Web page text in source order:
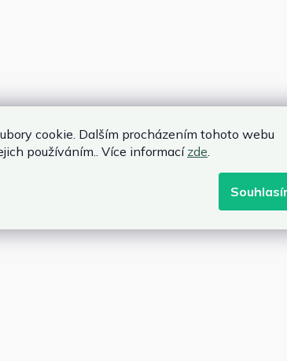
cookie. Dalším procházením tohoto webu
používáním.. Více informacízde.